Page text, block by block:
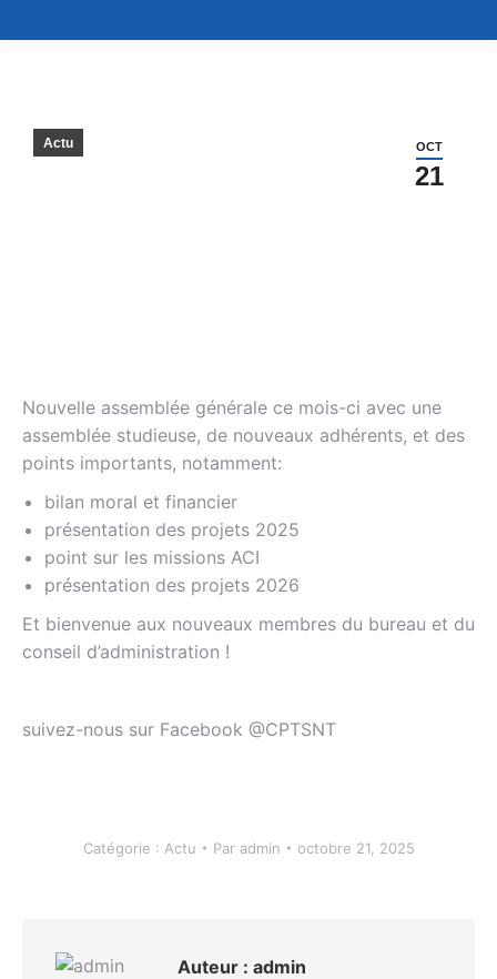
OCT
21
Actu
Nouvelle assemblée générale ce mois-ci avec une
assemblée studieuse, de nouveaux adhérents, et des
points importants, notamment:
bilan moral et financier
présentation des projets 2025
point sur les missions ACI
présentation des projets 2026
Et bienvenue aux nouveaux membres du bureau et du
conseil d’administration !
suivez-nous sur Facebook @CPTSNT
Catégorie : Actu Par admin octobre 21, 2025
Auteur : admin